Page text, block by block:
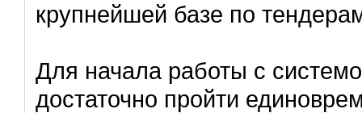
крупнейшей базе по
Для начала работы с
достаточно пройти